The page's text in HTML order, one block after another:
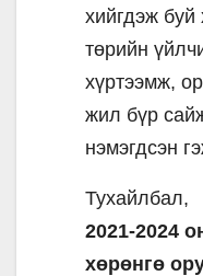
хийгдэж буй
төрийн
хүртээмж,
жил бүр
нэмэгдсэн
Тухайлбал,
2021-2024
хөрөнгө